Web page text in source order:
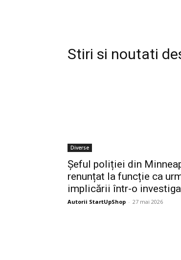
Stiri si noutati
Diverse
Șeful poliției din
renunțat la funcție ca
implicării într-o
Autorii StartUpShop - 27 mai 2026